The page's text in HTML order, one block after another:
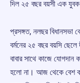
দিল ২৫ বছর বয়সী এক
প্রসঙ্গত, নলছর বিধানসভা
বর্মনের ২৫ বছর বয়সি
বাবার সাথে কাজে যোগদান
হলো না। আজ থেকে বেশ